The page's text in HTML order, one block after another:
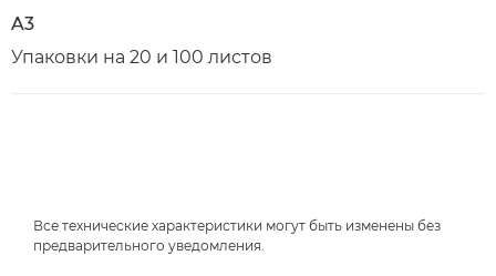
A3
Упаковки на 20 и 100 листов
Все технические характеристики могут быть изменены без
предварительного уведомления.